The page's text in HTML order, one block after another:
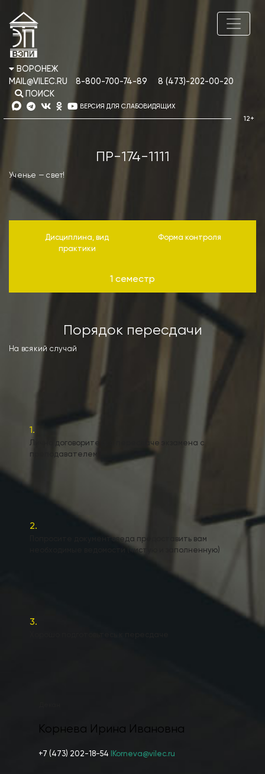
ВОРОНЕЖ
MAIL@VILEC.RU
8-800-700-74-89
8 (473)-202-00-20
ПОИСК
ВЕРСИЯ ДЛЯ СЛАБОВИДЯЩИХ
ПР-174-1111
Ученье — свет!
Дисциплина, вид
практики
Форма контроля
1 семестр
Порядок пересдачи
На всякий случай
1.
Лично договоритесь о пересдаче экзамена с
преподавателем
2.
Попросите документоведа предоставить вам
необходимые ведомости (чистую и заполненную)
3.
Корнева Ирина Ивановна
+7 (473) 202-18-54 IKorneva@vilec.ru